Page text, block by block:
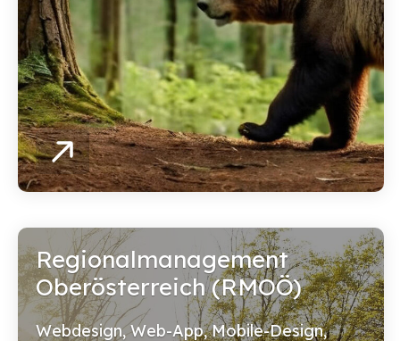
Regionalmanagement
Oberösterreich (RMOÖ)
Webdesign, Web-App, Mobile-Design,